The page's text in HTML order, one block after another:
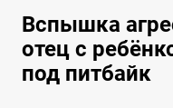
Вспышка
отец с
под питбайк